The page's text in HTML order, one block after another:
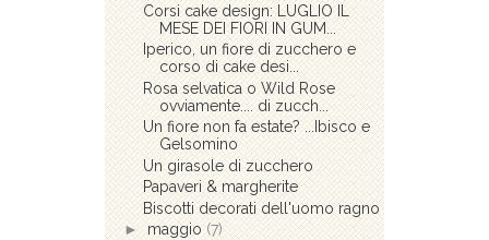
Corsi cake design: LUGLIO IL
MESE DEI FIORI IN GUM...
Iperico, un fiore di zucchero e
corso di cake desi...
Rosa selvatica o Wild Rose
ovviamente.... di zucch...
Un fiore non fa estate? ...Ibisco e
Gelsomino
Un girasole di zucchero
Papaveri & margherite
Biscotti decorati dell'uomo ragno
► maggio (7)